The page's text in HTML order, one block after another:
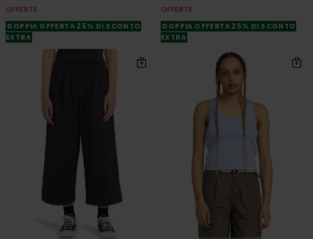
OFFERTE
DOPPIA OFFERTA 25% DI SCONTO
EXTRA
OFFERTE
DOPPIA OFFERTA 25% DI SCONTO
EXTRA